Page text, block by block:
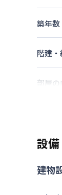
築年数
階建
部屋の
駐車場
設
建物